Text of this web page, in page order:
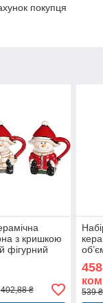
покупця
з кришкою
фігурний
402,88 ₴
350
і
539